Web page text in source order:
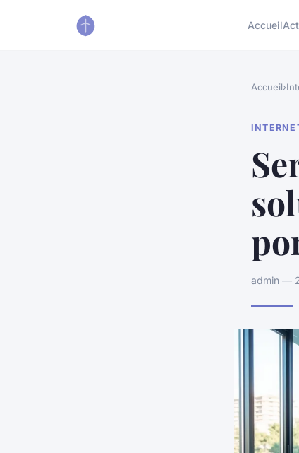
Accueil
Accueil›
admin —